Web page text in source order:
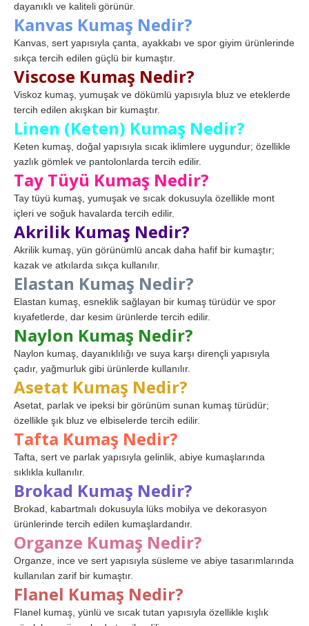
dayanıklı ve kaliteli görünür.
Kanvas Kumaş Nedir?
Kanvas, sert yapısıyla çanta, ayakkabı ve spor giyim ürünlerinde
sıkça tercih edilen güçlü bir kumaştır.
Viscose Kumaş Nedir?
Viskoz kumaş, yumuşak ve dökümlü yapısıyla bluz ve eteklerde
tercih edilen akışkan bir kumaştır.
Linen (Keten) Kumaş Nedir?
Keten kumaş, doğal yapısıyla sıcak iklimlere uygundur; özellikle
yazlık gömlek ve pantolonlarda tercih edilir.
Tay Tüyü Kumaş Nedir?
Tay tüyü kumaş, yumuşak ve sıcak dokusuyla özellikle mont
içleri ve soğuk havalarda tercih edilir.
Akrilik Kumaş Nedir?
Akrilik kumaş, yün görünümlü ancak daha hafif bir kumaştır;
kazak ve atkılarda sıkça kullanılır.
Elastan Kumaş Nedir?
Elastan kumaş, esneklik sağlayan bir kumaş türüdür ve spor
kıyafetlerde, dar kesim ürünlerde tercih edilir.
Naylon Kumaş Nedir?
Naylon kumaş, dayanıklılığı ve suya karşı dirençli yapısıyla
çadır, yağmurluk gibi ürünlerde kullanılır.
Asetat Kumaş Nedir?
Asetat, parlak ve ipeksi bir görünüm sunan kumaş türüdür;
özellikle şık bluz ve elbiselerde tercih edilir.
Tafta Kumaş Nedir?
Tafta, sert ve parlak yapısıyla gelinlik, abiye kumaşlarında
sıklıkla kullanılır.
Brokad Kumaş Nedir?
Brokad, kabartmalı dokusuyla lüks mobilya ve dekorasyon
ürünlerinde tercih edilen kumaşlardandır.
Organze Kumaş Nedir?
Organze, ince ve sert yapısıyla süsleme ve abiye tasarımlarında
kullanılan zarif bir kumaştır.
Flanel Kumaş Nedir?
Flanel kumaş, yünlü ve sıcak tutan yapısıyla özellikle kışlık